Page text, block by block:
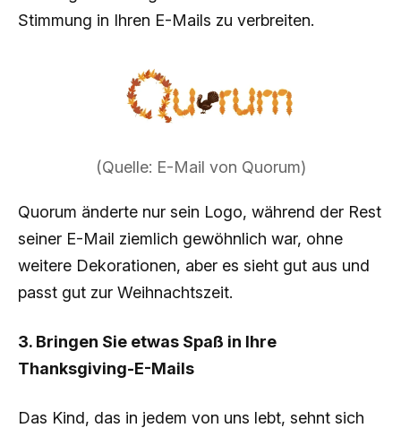
Stimmung in Ihren E-Mails zu verbreiten.
(Quelle: E-Mail von Quorum)
Quorum änderte nur sein Logo, während der Rest
seiner E-Mail ziemlich gewöhnlich war, ohne
weitere Dekorationen, aber es sieht gut aus und
passt gut zur Weihnachtszeit.
3. Bringen Sie etwas Spaß in Ihre
Thanksgiving-E-Mails
Das Kind, das in jedem von uns lebt, sehnt sich